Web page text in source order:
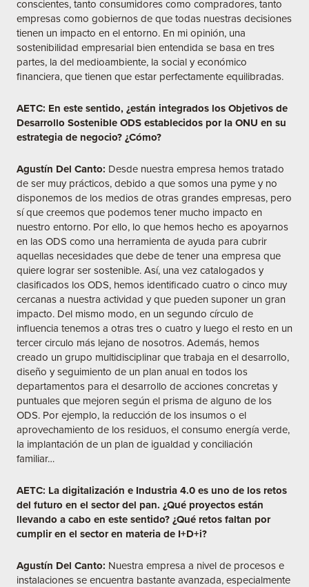
conscientes, tanto consumidores como compradores, tanto
empresas como gobiernos de que todas nuestras decisiones
tienen un impacto en el entorno. En mi opinión, una
sostenibilidad empresarial bien entendida se basa en tres
partes, la del medioambiente, la social y económico
financiera, que tienen que estar perfectamente equilibradas.
AETC: En este sentido, ¿están integrados los Objetivos de
Desarrollo Sostenible ODS establecidos por la ONU en su
estrategia de negocio? ¿Cómo?
Agustín Del Canto: Desde nuestra empresa hemos tratado
de ser muy prácticos, debido a que somos una pyme y no
disponemos de los medios de otras grandes empresas, pero
sí que creemos que podemos tener mucho impacto en
nuestro entorno. Por ello, lo que hemos hecho es apoyarnos
en las ODS como una herramienta de ayuda para cubrir
aquellas necesidades que debe de tener una empresa que
quiere lograr ser sostenible. Así, una vez catalogados y
clasificados los ODS, hemos identificado cuatro o cinco muy
cercanas a nuestra actividad y que pueden suponer un gran
impacto. Del mismo modo, en un segundo círculo de
influencia tenemos a otras tres o cuatro y luego el resto en un
tercer circulo más lejano de nosotros. Además, hemos
creado un grupo multidisciplinar que trabaja en el desarrollo,
diseño y seguimiento de un plan anual en todos los
departamentos para el desarrollo de acciones concretas y
puntuales que mejoren según el prisma de alguno de los
ODS. Por ejemplo, la reducción de los insumos o el
aprovechamiento de los residuos, el consumo energía verde,
la implantación de un plan de igualdad y conciliación
familiar…
AETC: La digitalización e Industria 4.0 es uno de los retos
del futuro en el sector del pan. ¿Qué proyectos están
llevando a cabo en este sentido? ¿Qué retos faltan por
cumplir en el sector en materia de I+D+i?
Agustín Del Canto: Nuestra empresa a nivel de procesos e
instalaciones se encuentra bastante avanzada, especialmente